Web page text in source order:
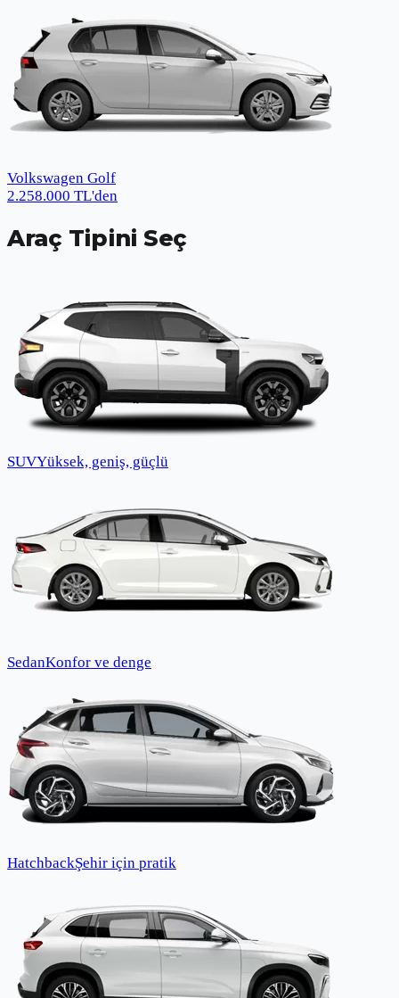
Volkswagen Golf
2.258.000 TL'den
Araç Tipini Seç
SUVYüksek, geniş, güçlü
SedanKonfor ve denge
HatchbackŞehir için pratik